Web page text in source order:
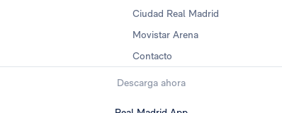
Ciudad Real Madrid
Movistar Arena
Contacto
Descarga ahora